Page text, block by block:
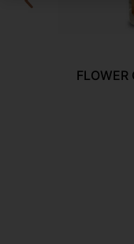
FLOWER